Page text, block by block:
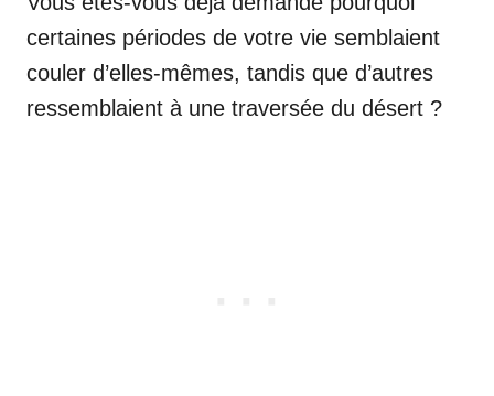
certaines périodes de votre vie semblaient
couler d’elles-mêmes, tandis que d’autres
ressemblaient à une traversée du désert ?